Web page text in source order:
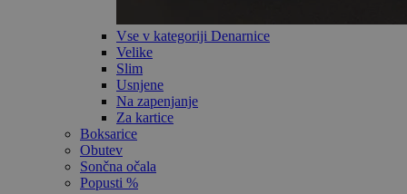
Vse v kategoriji Denarnice
Velike
Slim
Usnjene
Na zapenjanje
Za kartice
Boksarice
Obutev
Sončna očala
Popusti %